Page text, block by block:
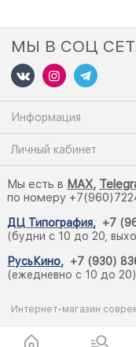
МЫ В СОЦ
Информация
Личный кабинет
Мы есть в MAX,
по номеру
ДЦ Типография, +7
(будни с 10 до 20,
РусьКино, +7 (930)
(ежедневно с 10 до 20)
Интернет-магазин